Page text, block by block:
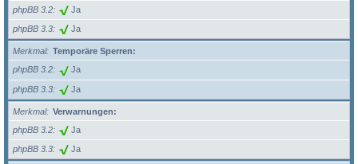
phpBB 3.2
Ja
phpBB 3.3 Ja
Merkmal
Temporäre Sperren:
phpBB 3.2
Ja
phpBB 3.3 Ja
Merkmal
Verwarnungen:
phpBB 3.2
Ja
phpBB 3.3 Ja